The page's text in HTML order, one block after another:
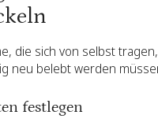
die sich von selbst
neu belebt werden
festlegen